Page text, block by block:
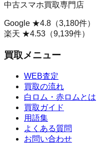
中古スマホ買取専門店
Google ★4.8 （3,180件）
楽天 ★4.53 （9,139件）
買取メニュー
WEB査定
買取の流れ
白ロム・赤ロムとは
買取ガイド
用語集
よくある質問
お問い合わせ